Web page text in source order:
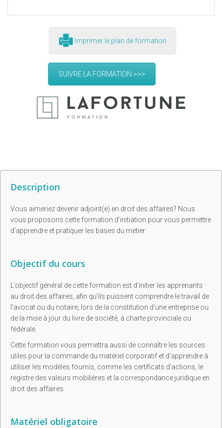
Imprimer le plan de formation
SUIVRE LA FORMATION >>>
Description
Vous aimeriez devenir adjoint(e) en droit des affaires? Nous
vous proposons cette formation d'initiation pour vous permettre
d'apprendre et pratiquer les bases du métier.
Objectif du cours
L’objectif général de cette formation est d'initier les apprenants
au droit des affaires, afin qu'ils puissent comprendre le travail de
l'avocat ou du notaire, lors de la constitution d'une entreprise ou
de la mise à jour du livre de société, à charte provinciale ou
fédérale.
Cette formation vous permettra aussi de connaître les sources
utiles pour la commande du matériel corporatif et d'apprendre à
utiliser les modèles fournis, comme les certificats d'actions, le
registre des valeurs mobilières et la correspondance juridique en
droit des affaires.
Matériel obligatoire